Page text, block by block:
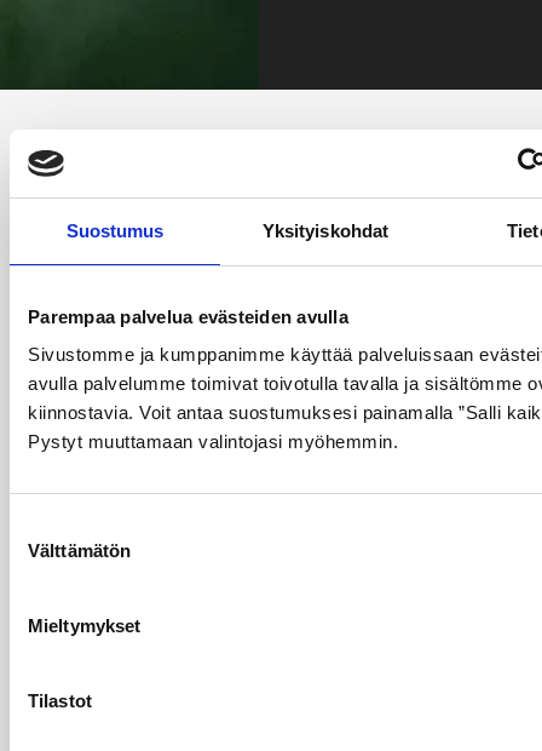
Suostumus Yksityiskohdat
Parempaa palvelua evästeiden avulla
Sivustomme ja kumppanimme käyttää palveluissaan
avulla palvelumme toimivat toivotulla tavalla ja sisältömme
kiinnostavia. Voit antaa suostumuksesi painamalla ”Salli
Pystyt muuttamaan valintojasi myöhemmin.
valinta
Välttämätön
Mieltymykset
Tilastot
ja -pullot –
kattava
valikoima
ja vaivaton
Meiltä löydät kaiken
tehokkaaseen kaasujen